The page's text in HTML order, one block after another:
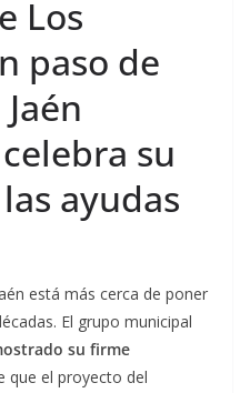
Los
paso de
su
ayudas
está más cerca de poner
El grupo municipal
su firme
que el proyecto del